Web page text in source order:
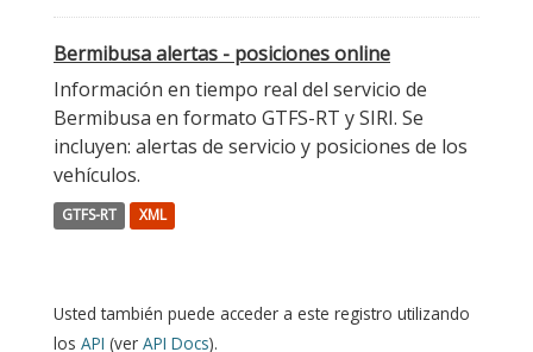
Bermibusa alertas - posiciones online
Información en tiempo real del servicio de
Bermibusa en formato GTFS-RT y SIRI. Se
incluyen: alertas de servicio y posiciones de los
vehículos.
GTFS-RT XML
Usted también puede acceder a este registro utilizando
los API (ver API Docs).